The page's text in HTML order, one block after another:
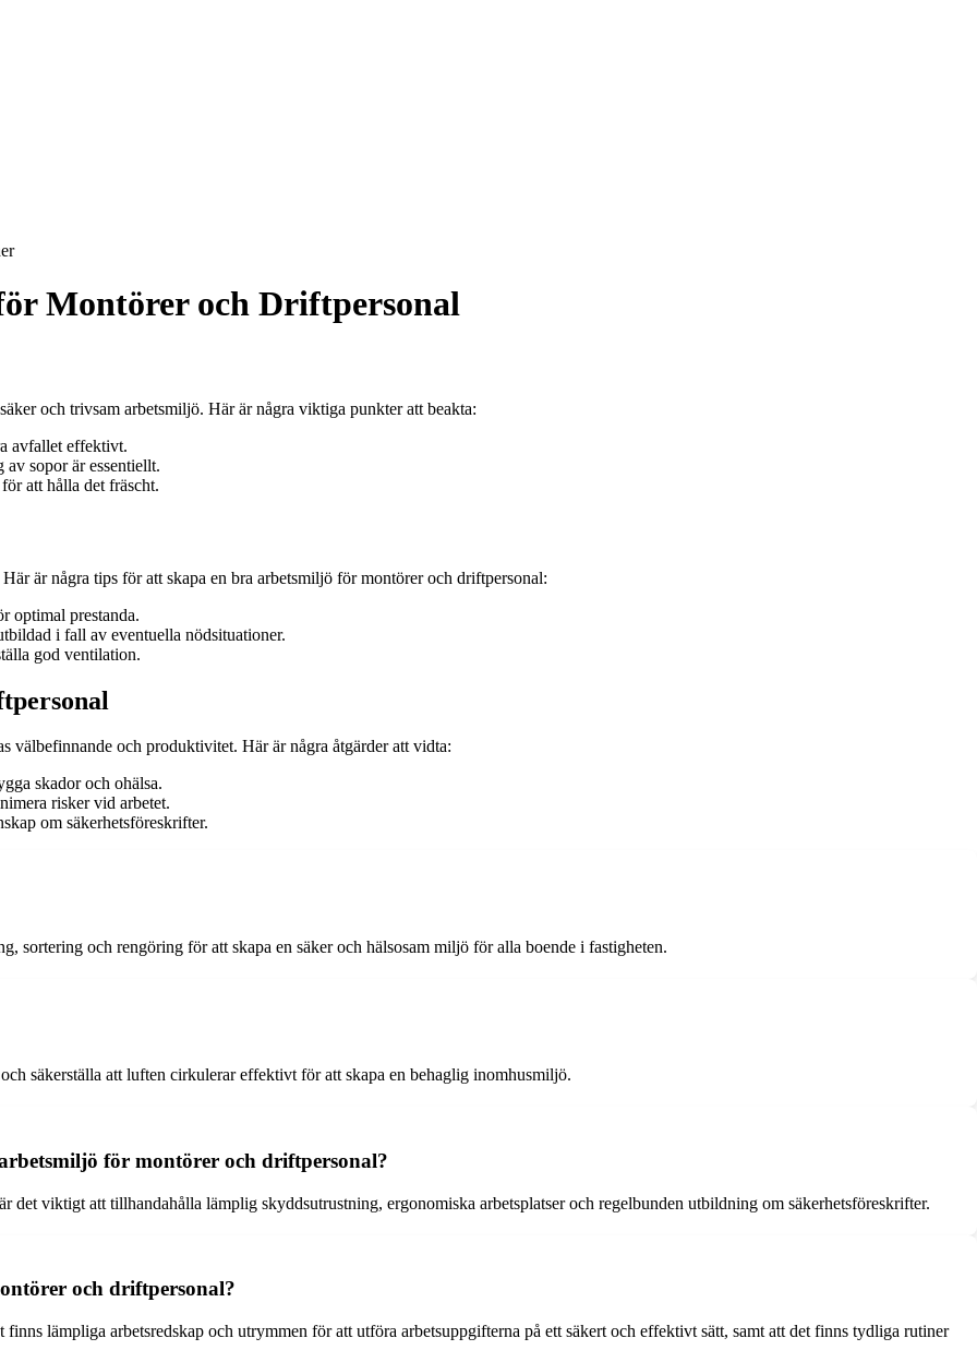
Montörer och Driftpersonal
och trivsam arbetsmiljö. Här är några viktiga punkter att beakta:
avfallet effektivt.
sopor är essentiellt.
att hålla det fräscht.
är några tips för att skapa en bra arbetsmiljö för montörer och driftpersonal:
optimal prestanda.
i fall av eventuella nödsituationer.
god ventilation.
och produktivitet. Här är några åtgärder att vidta:
skador och ohälsa.
risker vid arbetet.
om säkerhetsföreskrifter.
sortering och rengöring för att skapa en säker och hälsosam miljö för alla boende i fastigheten.
säkerställa att luften cirkulerar effektivt för att skapa en behaglig inomhusmiljö.
för montörer och driftpersonal?
det viktigt att tillhandahålla lämplig skyddsutrustning, ergonomiska arbetsplatser och regelbunden utbildning om säkerhetsföreskrifter.
och driftpersonal?
lämpliga arbetsredskap och utrymmen för att utföra arbetsuppgifterna på ett säkert och effektivt sätt, samt att det finns tydliga rutiner